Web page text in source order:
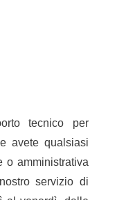
tecnico per
avete qualsiasi
o amministrativa
servizio di